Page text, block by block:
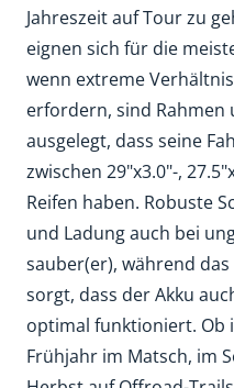
Jahreszeit auf Tour zu
eignen sich für die
wenn extreme
erfordern, sind Rahmen
ausgelegt, dass seine
zwischen 29"x3.0"-,
Reifen haben. Robuste
und Ladung auch bei
sauber(er), während
sorgt, dass der Akku
optimal funktioniert. Ob
Frühjahr im Matsch, im